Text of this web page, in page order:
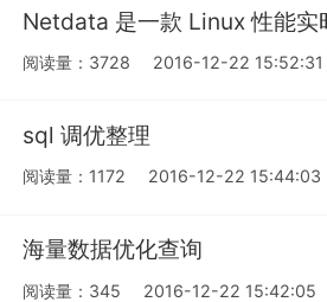
Netdata 是一款 Linux 性能实
阅读量：3728 2016-12-22 15:52:31
sql 调优整理
阅读量：1172 2016-12-22 15:44:03
海量数据优化查询
阅读量：345 2016-12-22 15:42:05